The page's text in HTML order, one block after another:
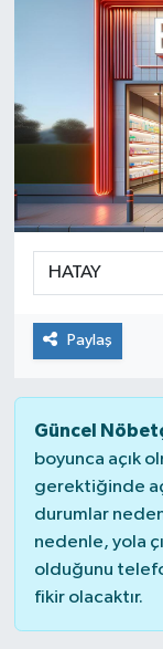
Paylaş
Güncel
boyunca açık
gerektiğinde
durumlar
nedenle, yola
olduğunu
fikir olacaktır.
SINAVLAR
YARIŞMA/
MEVZUAT/